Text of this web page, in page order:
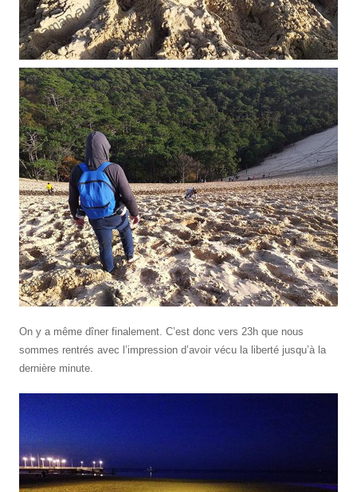
On y a même dîner finalement. C’est donc vers 23h que nous
sommes rentrés avec l’impression d’avoir vécu la liberté jusqu’à la
dernière minute.